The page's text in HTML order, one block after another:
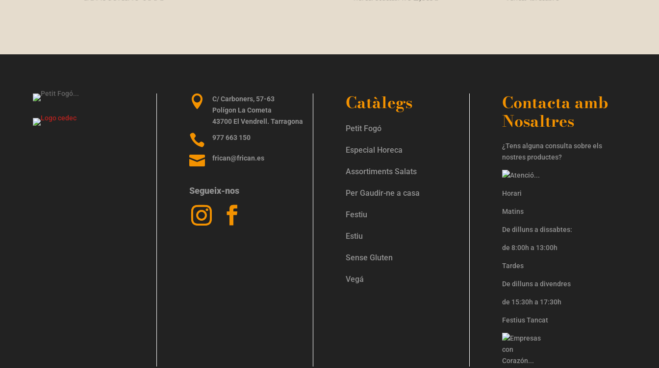

C/ Carboners, 57-63
Polígon La Cometa
43700 El Vendrell. Tarragona
 977 663 150
 frican@frican.es
Segueix-nos
Catàlegs
Petit Fogó
Especial Horeca
Assortiments Salats
Per Gaudir-ne a casa
Festiu
Estiu
Sense Gluten
Vegá
Contacta amb
Nosaltres
¿Tens alguna consulta sobre els
nostres productes?
Horari
Matins
De dilluns a dissabtes:
de 8:00h a 13:00h
Tardes
De dilluns a divendres
de 15:30h a 17:30h
Festius Tancat